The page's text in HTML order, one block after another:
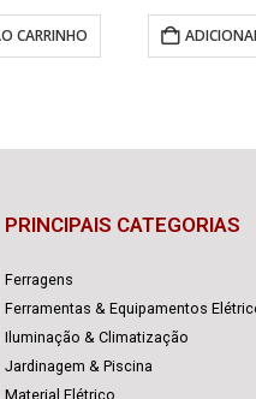
CARRINHO
Ferragens
Ferramentas & Equipamentos
Iluminação & Climatização
Jardinagem & Piscina